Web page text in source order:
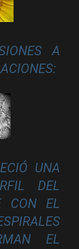
A
UNA
DEL
CON EL
EL